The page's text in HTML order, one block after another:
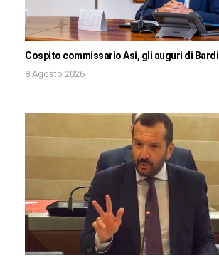
Cospito commissario Asi, gli auguri di Bardi
8 Agosto 2026